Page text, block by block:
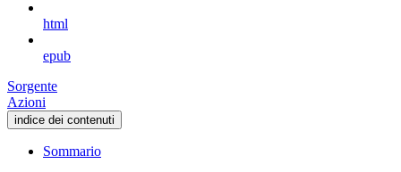
html
epub
Sorgente
Azioni
indice dei contenuti
Sommario